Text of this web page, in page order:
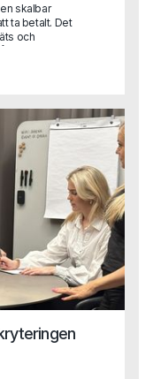
skalbar
ta betalt. Det
och
klassisk
i tillväxtresan
kan spela
I
med att
organisation
bolag.